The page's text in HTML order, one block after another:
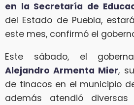
en la Secretaría de
del Estado de Puebla,
este mes, confirmó el
Este sábado, el
Alejandro Armenta Mier,
de tinacos en el municipio
además atendió